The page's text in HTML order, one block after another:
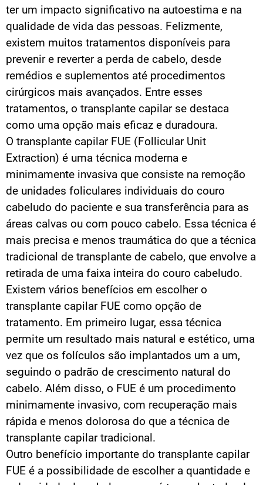
ter um impacto significativo na autoestima e na
qualidade de vida das pessoas. Felizmente,
existem muitos tratamentos disponíveis para
prevenir e reverter a perda de cabelo, desde
remédios e suplementos até procedimentos
cirúrgicos mais avançados. Entre esses
tratamentos, o transplante capilar se destaca
como uma opção mais eficaz e duradoura.
O transplante capilar FUE (Follicular Unit
Extraction) é uma técnica moderna e
minimamente invasiva que consiste na remoção
de unidades foliculares individuais do couro
cabeludo do paciente e sua transferência para as
áreas calvas ou com pouco cabelo. Essa técnica é
mais precisa e menos traumática do que a técnica
tradicional de transplante de cabelo, que envolve a
retirada de uma faixa inteira do couro cabeludo.
Existem vários benefícios em escolher o
transplante capilar FUE como opção de
tratamento. Em primeiro lugar, essa técnica
permite um resultado mais natural e estético, uma
vez que os folículos são implantados um a um,
seguindo o padrão de crescimento natural do
cabelo. Além disso, o FUE é um procedimento
minimamente invasivo, com recuperação mais
rápida e menos dolorosa do que a técnica de
transplante capilar tradicional.
Outro benefício importante do transplante capilar
FUE é a possibilidade de escolher a quantidade e